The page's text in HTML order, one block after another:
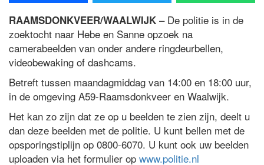
RAAMSDONKVEER/WAALWIJK – De politie is in de
zoektocht naar Hebe en Sanne opzoek na
camerabeelden van onder andere ringdeurbellen,
videobewaking of dashcams.
Betreft tussen maandagmiddag van 14:00 en 18:00 uur,
in de omgeving A59-Raamsdonkveer en Waalwijk.
Het kan zo zijn dat ze op u beelden te zien zijn, deelt u
dan deze beelden met de politie. U kunt bellen met de
opsporingstiplijn op 0800-6070. U kunt ook uw beelden
uploaden via het formulier op www.politie.nl